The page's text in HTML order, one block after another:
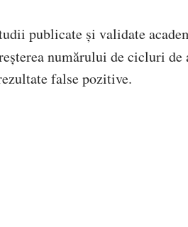
publicate și validate
numărului de cicluri
false pozitive.